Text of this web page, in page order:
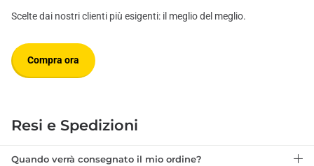
Scelte dai nostri clienti più esigenti: il meglio del meglio.
Compra ora
Resi e Spedizioni
Quando verrà consegnato il mio ordine?